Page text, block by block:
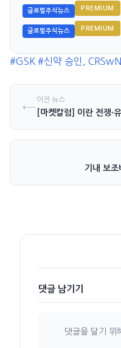
글로벌주식뉴스 PREMIUM
글로벌주식뉴스 PREMIUM
#GSK #신약 승인,
←이전 뉴스
[마켓칼럼] 이란 전쟁·
기내 보
댓글 남기기
댓글을 달기 위